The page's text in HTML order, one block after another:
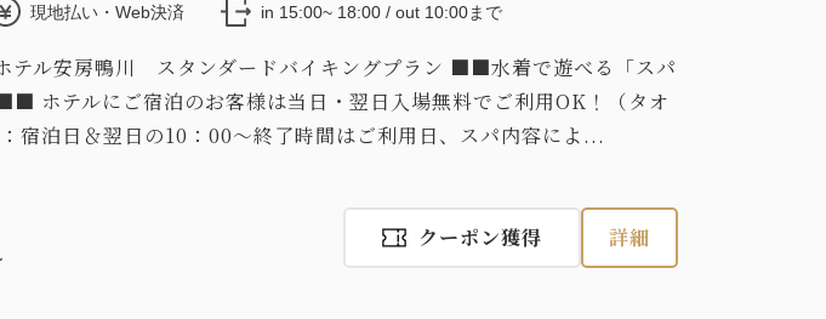
現地払い・Web決済 in 15:00~ 18:00 / out 10:00まで
テル安房鴨川 スタンダードバイキングプラン ■■水着で遊べる「スパ
ホテルにご宿泊のお客様は当日・翌日入場無料でご利用OK！（タオ
宿泊日＆翌日の10：00～終了時間はご利用日、スパ内容によ...
クーポン獲得 詳細